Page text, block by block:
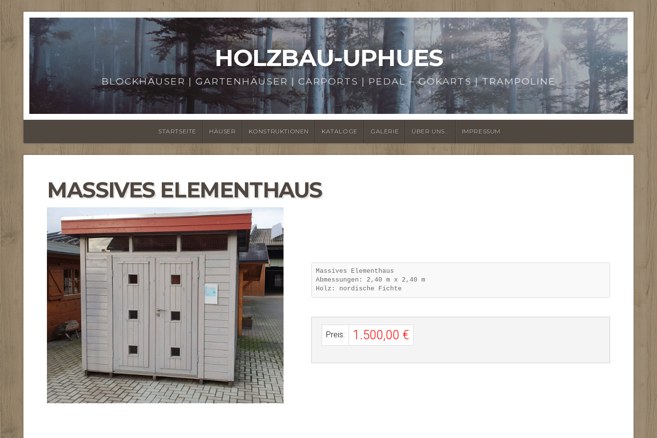
HOLZBAU-UPHUES
BLOCKHÄUSER | GARTENHÄUSER | CARPORTS | PEDAL – GOKARTS | TRAMPOLINE
STARTSEITE HÄUSER KONSTRUKTIONEN KATALOGE GALERIE ÜBER UNS… IMPRESSUM
MASSIVES ELEMENTHAUS
Massives Elementhaus
Abmessungen: 2,40 m x 2,40 m
Holz: nordische Fichte
Preis: 1.500,00 €